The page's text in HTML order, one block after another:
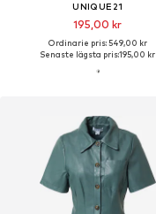
UNIQUE21
195,00 kr
Ordinarie pris: 549,00 kr
Senaste lägsta pris:195,00 kr